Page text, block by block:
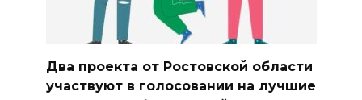
Два проекта от Ростовской области
участвуют в голосовании на лучшие